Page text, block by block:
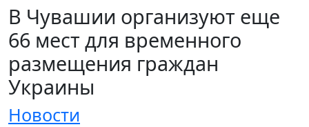
В Чувашии организуют еще
66 мест для временного
размещения граждан
Украины
Новости